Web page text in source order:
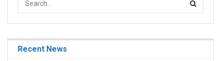
Recent News